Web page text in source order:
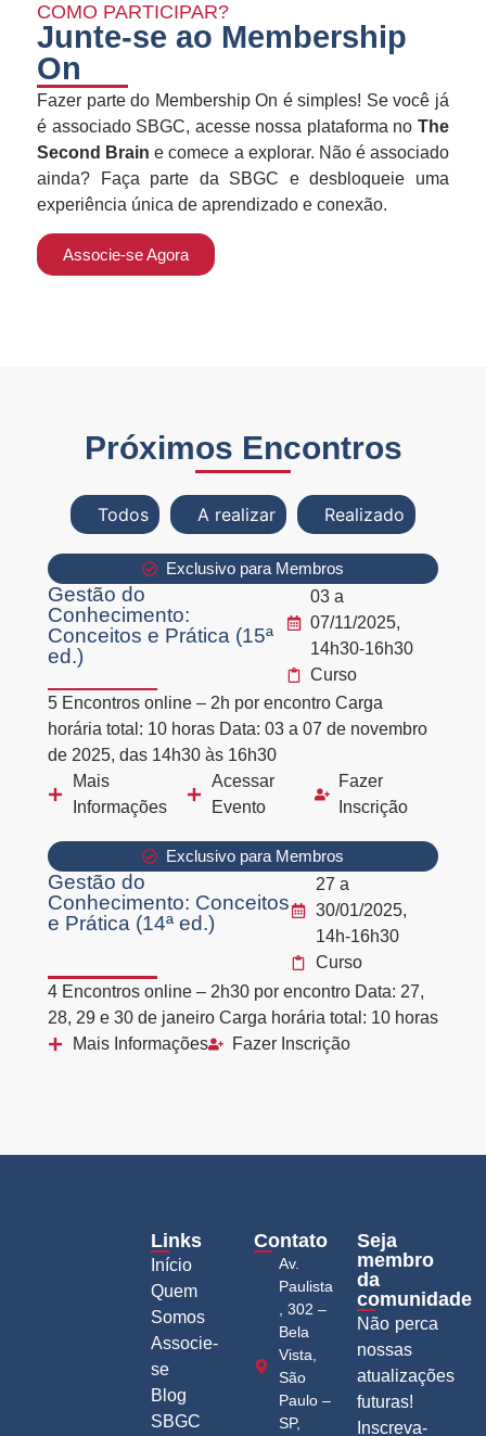
COMO PARTICIPAR?
Junte-se ao Membership
On
Fazer parte do Membership On é simples! Se você já
é associado SBGC, acesse nossa plataforma no The
Second Brain e comece a explorar. Não é associado
ainda? Faça parte da SBGC e desbloqueie uma
experiência única de aprendizado e conexão.
Associe-se Agora
Próximos Encontros
Todos A realizar Realizado
Exclusivo para Membros
Gestão do
Conhecimento:
Conceitos e Prática (15ª
ed.)
03 a
07/11/2025,
14h30-16h30
Curso
5 Encontros online – 2h por encontro Carga
horária total: 10 horas Data: 03 a 07 de novembro
de 2025, das 14h30 às 16h30
Mais
Informações
Acessar
Evento
Fazer
Inscrição
Exclusivo para Membros
Gestão do
Conhecimento: Conceitos
e Prática (14ª ed.)
27 a
30/01/2025,
14h-16h30
Curso
4 Encontros online – 2h30 por encontro Data: 27,
28, 29 e 30 de janeiro Carga horária total: 10 horas
Mais Informações
Fazer Inscrição
Links
Início
Quem
Somos
Associe-
se
Blog
SBGC
Contato
Av.
Paulista
, 302 –
Bela
Vista,
São
Paulo –
SP,
Seja
membro
da
comunidade
Não perca
nossas
atualizações
futuras!
Inscreva-